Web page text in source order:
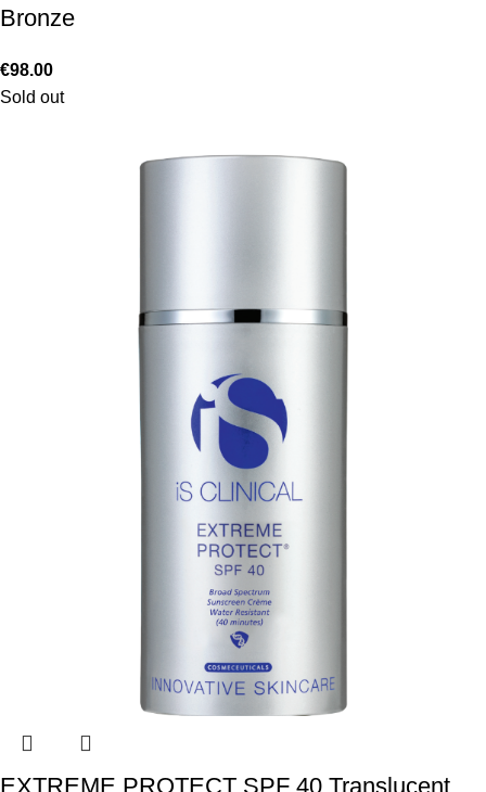
Bronze
€98.00
Sold out
EXTREME PROTECT SPF 40 Translucent